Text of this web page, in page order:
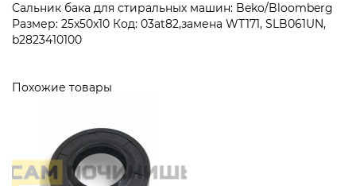
Сальник бака для стиральных машин: Beko/Bloomberg
Размер: 25x50x10 Код: 03at82,замена WT171, SLB061UN,
b2823410100
Похожие товары